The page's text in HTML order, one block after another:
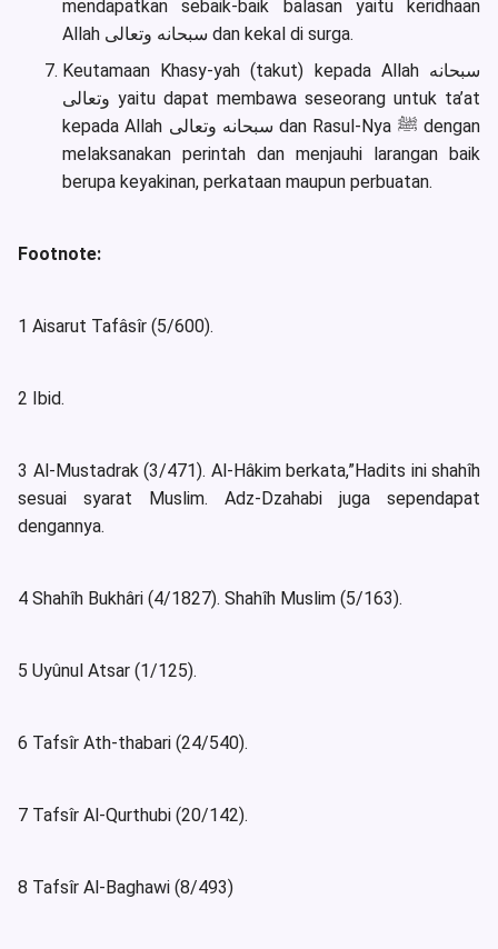
mendapatkan sebaik-baik balasan yaitu keridhaan
Allah سبحانه وتعالى dan kekal di surga.
Keutamaan Khasy-yah (takut) kepada Allah سبحانه
وتعالى yaitu dapat membawa seseorang untuk ta’at
kepada Allah سبحانه وتعالى dan Rasul-Nya ﷺ dengan
melaksanakan perintah dan menjauhi larangan baik
berupa keyakinan, perkataan maupun perbuatan.
Footnote:
1 Aisarut Tafâsîr (5/600).
2 Ibid.
3 Al-Mustadrak (3/471). Al-Hâkim berkata,”Hadits ini shahîh
sesuai syarat Muslim. Adz-Dzahabi juga sependapat
dengannya.
4 Shahîh Bukhâri (4/1827). Shahîh Muslim (5/163).
5 Uyûnul Atsar (1/125).
6 Tafsîr Ath-thabari (24/540).
7 Tafsîr Al-Qurthubi (20/142).
8 Tafsîr Al-Baghawi (8/493)